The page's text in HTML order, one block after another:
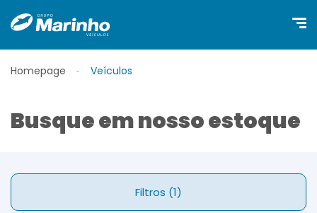
Homepage Veículos
Busque em nosso estoque
Filtros (1)